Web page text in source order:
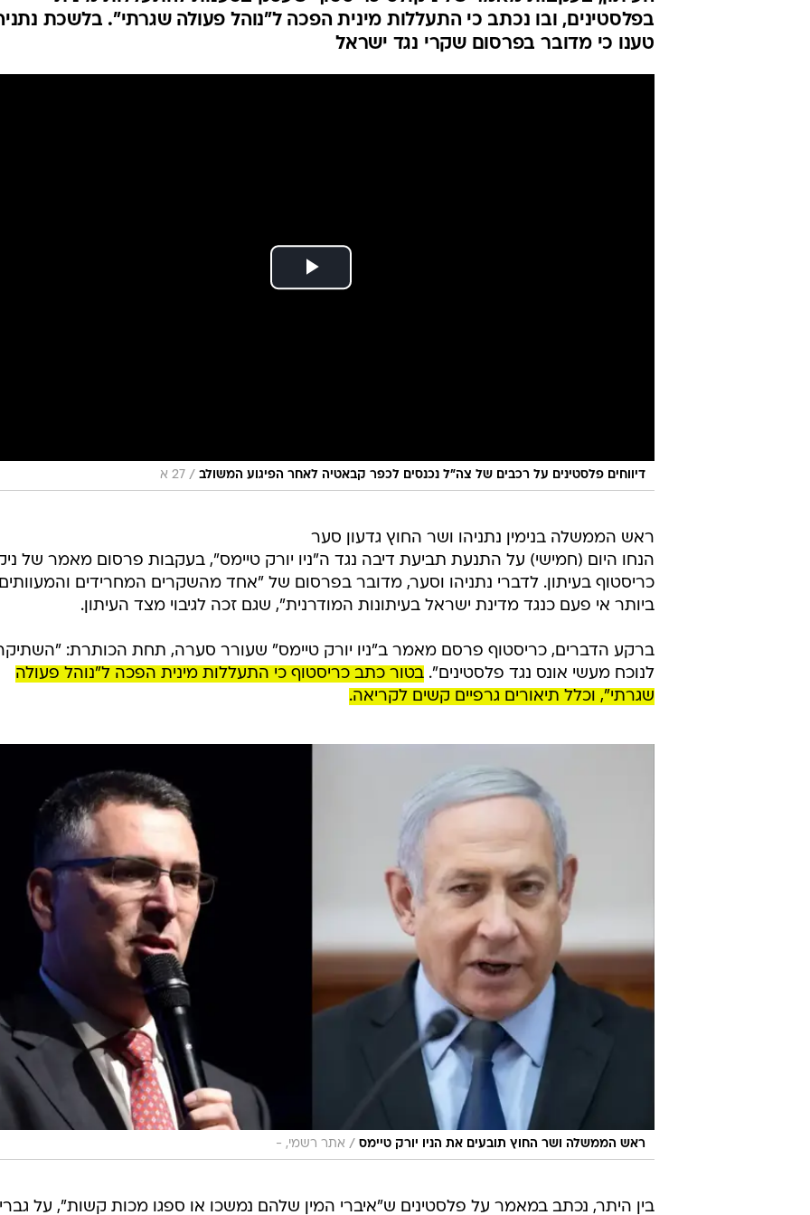
בפלסטינים, ובו נכתב כי התעללות מינית הפכה ל"נוהל פעולה שגרתי". בלשכת
טענו כי מדובר בפרסום שקרי נגד ישראל
דיווחים פלסטינים על רכבים של צה"ל נכנסים לכפר קבאטיה לאחר הפיגוע המשולב / 27 א
ראש הממשלה בנימין נתניהו ושר החוץ גדעון סער
הנחו היום (חמישי) על התנעת תביעת דיבה נגד ה"ניו יורק טיימס", בעקבות פרסום מאמר של
כריסטוף בעיתון. לדברי נתניהו וסער, מדובר בפרסום של "אחד מהשקרים המחרידים
ביותר אי פעם כנגד מדינת ישראל בעיתונות המודרנית", שגם זכה לגיבוי מצד העיתון.
ברקע הדברים, כריסטוף פרסם מאמר ב"ניו יורק טיימס" שעורר סערה, תחת הכותרת:
לנוכח מעשי אונס נגד פלסטינים". בטור כתב כריסטוף כי התעללות מינית הפכה ל"נוהל פעולה
שגרתי", וכלל תיאורים גרפיים קשים לקריאה.
ראש הממשלה ושר החוץ תובעים את הניו יורק טיימס / אתר רשמי, -
בין היתר, נכתב במאמר על פלסטינים ש"איברי המין שלהם נמשכו או ספגו מכות קשות", על